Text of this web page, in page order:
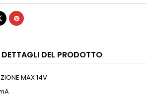
DETTAGLI DEL PRODOTTO
MAX 14V